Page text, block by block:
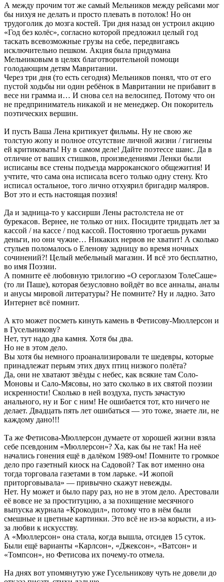
А между прочим тот же самый Мельников между рейсами мог
бы нихуя не делать и просто плевать в потолок! Но он
трудоголик до мозга костей. Три дня назад он устроил акцию
«Год без колёс», согласно которой предложил целый год
таскать всевозможные грузы на себе, передвигаясь
исключительно пешком. Акция была придумана
Мельниковым в целях благотворительной помощи
голодающим детям Мавритании.
Через три дня (то есть сегодня) Мельников понял, что от его
пустой ходьбы ни один ребёнок в Мавритании не прибавит в
весе ни грамма и… И снова сел на велосипед. Потому что он
не предприниматель никакой и не менеджер. Он покоритель
поэтических вершин.
И пусть Ваша Лена критикует фильмы. Ну не свою же
толстую жопу и полное отсутствие личной жизни / гигиены
ей критиковать! Ну в самом деле! Дайте поэтессе шанс. Да в
отличие от ваших стишков, произведениями Ленки были
исписаны все стены подъезда марроканского общежития! И
учтите, что сама она исписала всего только одну стену. Кто
исписал остальное, того лично отхуярил бригадир маляров.
Вот это и есть настоящая поэзия!
Да и задница-то у кассирши Лены растолстела не от
бурекасов. Вернее, не только от них. Посидите тридцать лет за
кассой / на кассе / под кассой. Постоянно трогаешь руками
деньги, но они чужие… Никаких нервов не хватит! А сколько
стульев поломалось о Еленову задницу во время ночных
сочинений?! Целый мебельный магазин. И всё это бесплатно,
во имя Поэзии.
А помните её любовную трилогию «О сероглазом ТолеСаше»
(то ли Паше), которая безусловно войдёт во все анналы, аналы
и анусы мировой литературы? Не помните? Ну и ладно. Зато
Интернет всё помнит.
А кто может посметь кинуть камень в Фетисову-Мюллерсон и
в Гусельникову?
Нет, тут надо два камня. Хотя бы два.
Но не в этом дело.
Вы хотя бы немного проанализировали те шедевры, которые
принадлежат перьям этих двух птиц низкого полёта?
Да, они не хватают звёзды с небес, как всякие там Соло-
Моновы и Сало-Мясовы, но зато сколько в их святой поэзии
искренности! Сколько в ней воздуха, пусть зачастую
анального, ну и Бог с ним! Не ошибается тот, кто ничего не
делает. Двадцать пять лет ошибаться — это тоже, знаете ли, не
каждому дано!!!
Та же Фетисова-Мюллерсон думаете от хорошей жизни взяла
себе псевдоним «Мюллерсон»? Ха, как бы не так! На неё
начались гонения ещё в далёком 1989-ом! Помните то громкое
дело про газетный киоск на Садовой? Так вот именно она
тогда торговала газетами в том ларьке. «И жопой
приторговывала» — привычно скажут невежды.
Нет. Ну может и было пару раз, но не в этом дело. Арестовали
её вовсе не за проституцию, а за похищение месячного
выпуска журнала «Крокодил», потому что в нём были
смешные и цветные картинки. Это всё не из-за корысти, а из-
за любви к искусству.
А «Мюллерсон» она стала, когда вышла, отсидев 15 суток.
Были ещё варианты «Карлсон», «Джексон», «Ватсон» и
«Томпсон», но Фетисова их почему-то отмела.
На днях вот упомянутую уже Гусельникову чуть не довели до